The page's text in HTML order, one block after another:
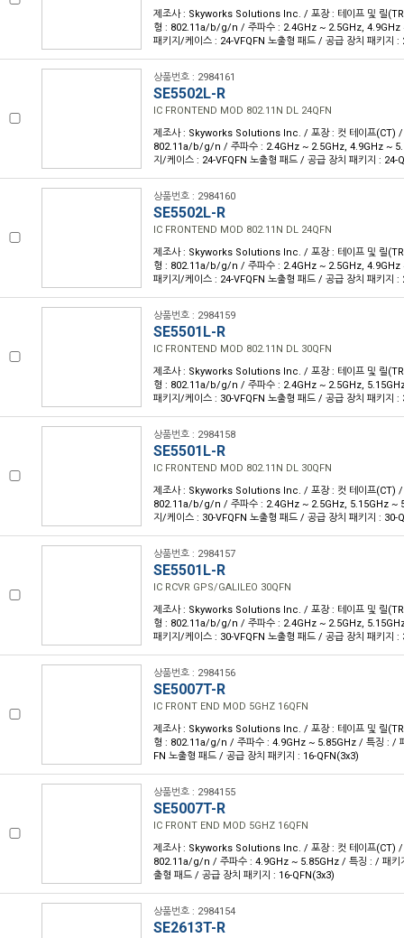
제조사 : Skyworks Solutions Inc. / 포장 : 테이프 및 릴
형 : 802.11a/b/g/n / 주파수 : 2.4GHz ~ 2.5GHz,
패키지/케이스 : 24-VFQFN 노출형 패드 / 공급 장치 패키지 :
상품번호 : 2984161
SE5502L-R
IC FRONTEND MOD 802.11N DL 24QFN
제조사 : Skyworks Solutions Inc. / 포장 : 컷 테이프(CT) /
802.11a/b/g/n / 주파수 : 2.4GHz ~ 2.5GHz, 4.9GHz ~
지/케이스 : 24-VFQFN 노출형 패드 / 공급 장치 패키지 : 24-
상품번호 : 2984160
SE5502L-R
IC FRONTEND MOD 802.11N DL 24QFN
제조사 : Skyworks Solutions Inc. / 포장 : 테이프 및 릴
형 : 802.11a/b/g/n / 주파수 : 2.4GHz ~ 2.5GHz,
패키지/케이스 : 24-VFQFN 노출형 패드 / 공급 장치 패키지 :
상품번호 : 2984159
SE5501L-R
IC FRONTEND MOD 802.11N DL 30QFN
제조사 : Skyworks Solutions Inc. / 포장 : 테이프 및 릴
형 : 802.11a/b/g/n / 주파수 : 2.4GHz ~ 2.5GHz,
패키지/케이스 : 30-VFQFN 노출형 패드 / 공급 장치 패키지 :
상품번호 : 2984158
SE5501L-R
IC FRONTEND MOD 802.11N DL 30QFN
제조사 : Skyworks Solutions Inc. / 포장 : 컷 테이프(CT) /
802.11a/b/g/n / 주파수 : 2.4GHz ~ 2.5GHz, 5.15GHz ~
지/케이스 : 30-VFQFN 노출형 패드 / 공급 장치 패키지 : 30-
상품번호 : 2984157
SE5501L-R
IC RCVR GPS/GALILEO 30QFN
제조사 : Skyworks Solutions Inc. / 포장 : 테이프 및 릴
형 : 802.11a/b/g/n / 주파수 : 2.4GHz ~ 2.5GHz,
패키지/케이스 : 30-VFQFN 노출형 패드 / 공급 장치 패키지 :
상품번호 : 2984156
SE5007T-R
IC FRONT END MOD 5GHZ 16QFN
제조사 : Skyworks Solutions Inc. / 포장 : 테이프 및 릴
형 : 802.11a/g/n / 주파수 : 4.9GHz ~ 5.85GHz / 특징 : /
FN 노출형 패드 / 공급 장치 패키지 : 16-QFN(3x3)
상품번호 : 2984155
SE5007T-R
IC FRONT END MOD 5GHZ 16QFN
제조사 : Skyworks Solutions Inc. / 포장 : 컷 테이프(CT) /
802.11a/g/n / 주파수 : 4.9GHz ~ 5.85GHz / 특징 : / 패키
출형 패드 / 공급 장치 패키지 : 16-QFN(3x3)
상품번호 : 2984154
SE2613T-R